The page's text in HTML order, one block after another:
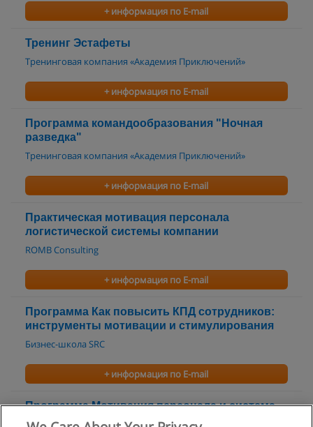
+ информация по E-mail
Тренинг Эстафеты
Тренинговая компания «Академия Приключений»
+ информация по E-mail
Программа командообразования "Ночная
разведка"
Тренинговая компания «Академия Приключений»
+ информация по E-mail
Практическая мотивация персонала
логистической системы компании
ROMB Consulting
+ информация по E-mail
Программа Как повысить КПД сотрудников:
инструменты мотивации и стимулирования
Бизнес-школа SRC
+ информация по E-mail
Программа Мотивация персонала и система
показателей оценки эффективности KPI